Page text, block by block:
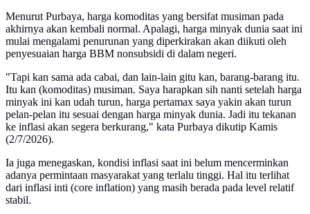
Menurut Purbaya, harga komoditas yang bersifat musiman pada
akhirnya akan kembali normal. Apalagi, harga minyak dunia saat ini
mulai mengalami penurunan yang diperkirakan akan diikuti oleh
penyesuaian harga BBM nonsubsidi di dalam negeri.
"Tapi kan sama ada cabai, dan lain-lain gitu kan, barang-barang itu.
Itu kan (komoditas) musiman. Saya harapkan sih nanti setelah harga
minyak ini kan udah turun, harga pertamax saya yakin akan turun
pelan-pelan itu sesuai dengan harga minyak dunia. Jadi itu tekanan
ke inflasi akan segera berkurang," kata Purbaya dikutip Kamis
(2/7/2026).
Ia juga menegaskan, kondisi inflasi saat ini belum mencerminkan
adanya permintaan masyarakat yang terlalu tinggi. Hal itu terlihat
dari inflasi inti (core inflation) yang masih berada pada level relatif
stabil.